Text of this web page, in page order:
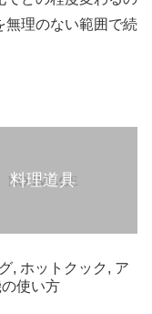
無理のない範囲で続
料理道具
, ホットクック, ア
使い方